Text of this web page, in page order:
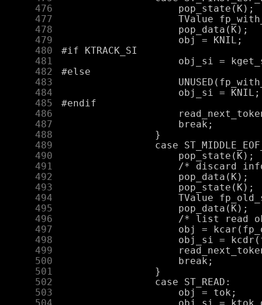
    476
    477
    478
    479
    480
    481
    482
    483
    484
    485
    486
    487
    488
    489
    490
    491
    492
    493
    494
    495
    496
    497
    498
    499
    500
    501
    502
    503